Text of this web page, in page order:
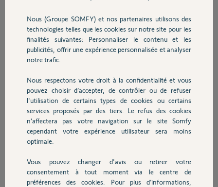
Sécurité
Domotique
Chauffage
Autres produits
Devis avec un pro
Le code pin de la Tahoma V2 est 1213-6212-6017 avec le mail
@hotmail.fr
le code pin de la Tahoma Switch est 2062-1392-0201 avec le mail
@gmail.com
Cordialement.
bruno
il y a presque 2 ans
Participer au fil de discussion
Réponses
Nous (Groupe SOMFY) et nos partenaires utilisons des
technologies telles que les cookies sur notre site pour les
finalités suivantes: Personnaliser le contenu et les
publicités, offrir une expérience personnalisée et analyser
notre trafic.
Nous respectons votre droit à la confidentialité et vous
pouvez choisir d’accepter, de contrôler ou de refuser
l'utilisation de certains types de cookies ou certains
services proposés par des tiers. Le refus des cookies
n’affectera pas votre navigation sur le site Somfy
cependant votre expérience utilisateur sera moins
optimale.
Vous pouvez changer d'avis ou retirer votre
consentement à tout moment via le centre de
préférences des cookies. Pour plus d’informations,